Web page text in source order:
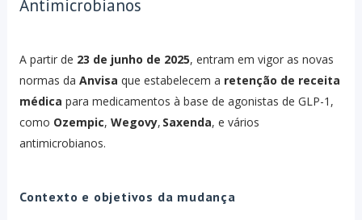
Antimicrobianos
A partir de 23 de junho de 2025, entram em vigor as novas
normas da Anvisa que estabelecem a retenção de receita
médica para medicamentos à base de agonistas de GLP-1,
como Ozempic, Wegovy, Saxenda, e vários
antimicrobianos.
Contexto e objetivos da mudança